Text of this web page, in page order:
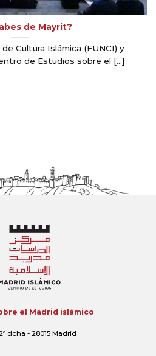
de Mayrit?
Cultura Islámica (FUNCI) y
de Estudios sobre el [...]
el Madrid islámico
dcha - 28015 Madrid